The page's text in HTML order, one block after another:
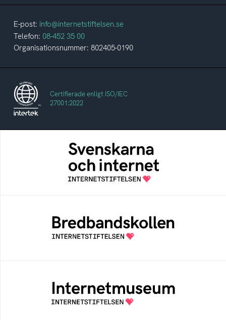
E-post: info@internetstiftelsen.se
Telefon: 08-452 35 00
Organisationsnummer: 802405-0190
Certifierade enligt ISO/IEC
27001:2022
Svenskarna och internet
En årlig studie av svenska folkets
internetvanor
Bredbandskollen är ett oberoende
konsumentverktyg som drivs av
Internetstiftelsen
Ett digitalt museum som byggts, och kureras
av Internetstiftelsen